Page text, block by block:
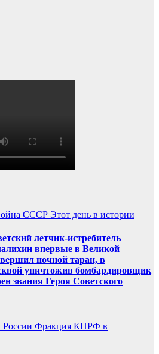
СССР Этот день в истории
летчик-истребитель
впервые в Великой
ночной таран, в
уничтожив бомбардировщик
звания Героя Советского
России Фракция КПРФ в